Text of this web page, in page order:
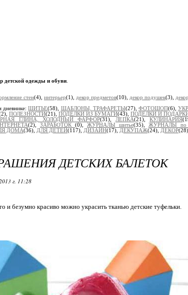
детской одежды и обуви
стен(4), интерьер(1), декор предметов(10), декор подушек(3),
дневнике:ШИТЬЕ(58), ШАБЛОНЫ, ТРАФАРЕТЫ(27), ФОТОШОП(6),
ПОЛЕЗНОСТИ(21), ПОДЕЛКИ ИЗ БУМАГИ(43), ПОДЕЛКИ И
ГЛИНА, ХОЛОДНЫЙ ФАРФОР(31), ЛЕПКА(21),КУЛИНАРИЯ
(2), ЗАРАБОТОК (0), ЖУРНАЛЫ шитье(35), ЖУРНАЛЫ по
ДОМА(36), ДЛЯ ДЕТЕЙ(117), ДИЗАЙН(17), ДЕКУПАЖ(24), ДЕКОР
ДЕТСКИХ БАЛЕТОК
г. 11:28
и безумно красиво можно украсить тканью детские туфельки.